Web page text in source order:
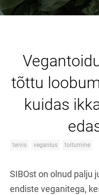
tõttu
kuidas
tervis veganlus toitumine
SIBOst on olnud palju
endiste veganitega,